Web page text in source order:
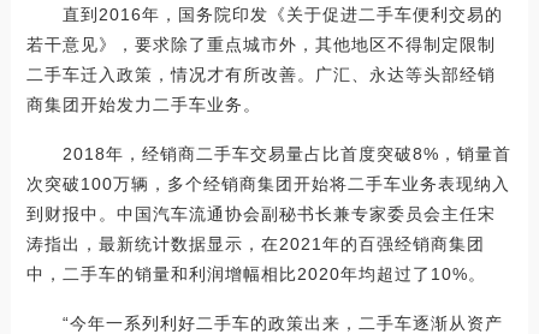
直到2016年，国务院印发《关于促进二手车便利交易的
若干意见》，要求除了重点城市外，其他地区不得制定限制
二手车迁入政策，情况才有所改善。广汇、永达等头部经销
商集团开始发力二手车业务。
2018年，经销商二手车交易量占比首度突破8%，销量首
次突破100万辆，多个经销商集团开始将二手车业务表现纳入
到财报中。中国汽车流通协会副秘书长兼专家委员会主任宋
涛指出，最新统计数据显示，在2021年的百强经销商集团
中，二手车的销量和利润增幅相比2020年均超过了10%。
“今年一系列利好二手车的政策出来，二手车逐渐从资产